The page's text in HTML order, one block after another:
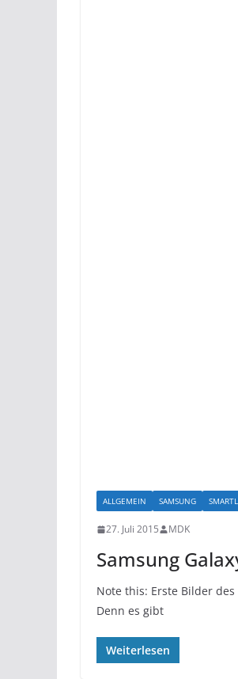
ALLGEMEIN SAMSUNG
27. Juli 2015 MDK
Samsung
Note this: Erste Bilder
Denn es gibt
Weiterlesen